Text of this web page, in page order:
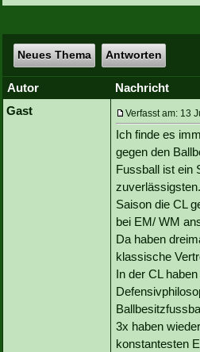
Neues Thema Antworten
Autor
Nachricht
Gast
Verfasst am: 13
Ich finde es
gegen den
Fussball ist ein
Saison die CL
bei EM/ WM
Da haben
klassische
In der CL
3x haben
konstantesten